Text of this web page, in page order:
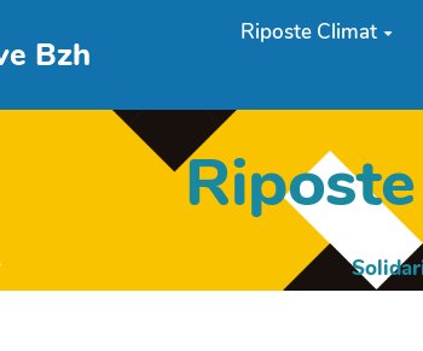
Bzh
Riposte Climat